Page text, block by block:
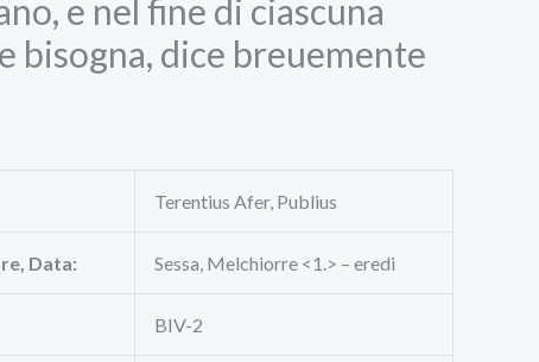
e nel fine di ciascuna
bisogna, dice breuemente
Terentius Afer, Publius
Data: Sessa, Melchiorre <1.> – eredi
BIV-2